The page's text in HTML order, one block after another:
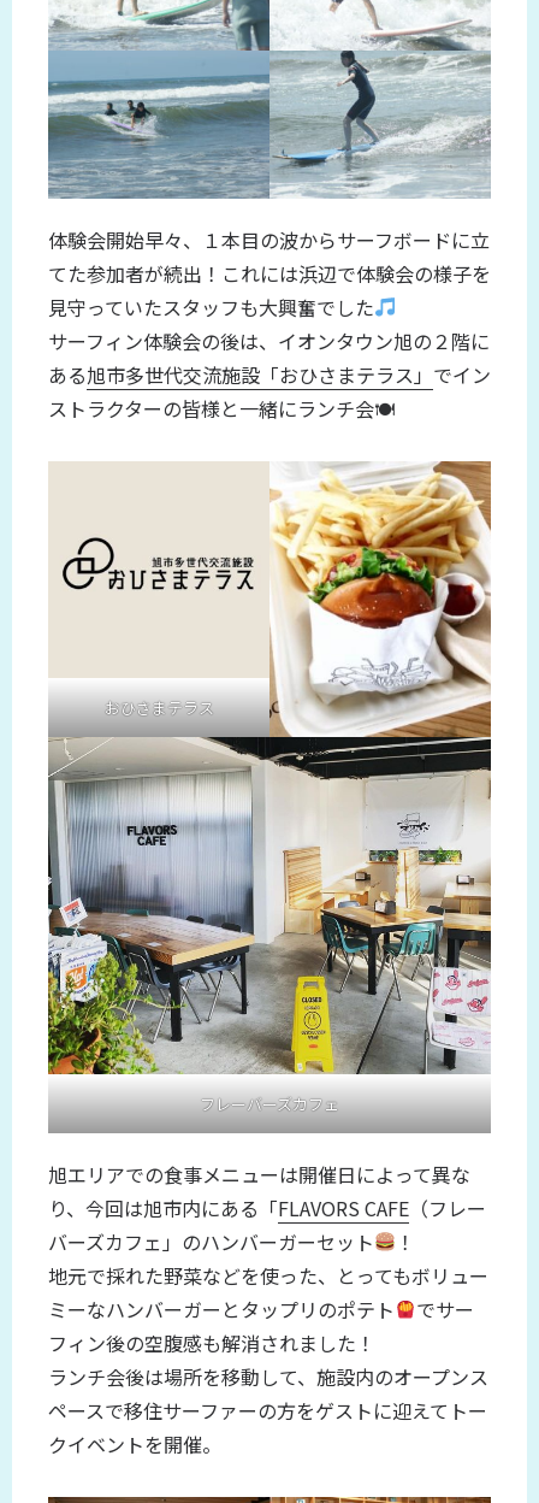
体験会開始早々、１本目の波からサーフボードに立
てた参加者が続出！これには浜辺で体験会の様子を
見守っていたスタッフも大興奮でした
サーフィン体験会の後は、イオンタウン旭の２階に
ある旭市多世代交流施設「おひさまテラス」 でイン
ストラクターの皆様と一緒にランチ会🍽
おひさまテラス
フレーバーズカフェ
旭エリアでの食事メニューは開催日によって異な
り、今回は旭市内にある「FLAVORS CAFE （フレー
バーズカフェ」のハンバーガーセット
！
地元で採れた野菜などを使った、とってもボリュー
ミーなハンバーガーとタップリのポテト
でサー
フィン後の空腹感も解消されました！
ランチ会後は場所を移動して、施設内のオープンス
ペースで移住サーファーの方をゲストに迎えてトー
クイベントを開催。